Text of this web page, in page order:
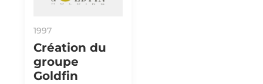
1997
Création du
groupe
Goldfin